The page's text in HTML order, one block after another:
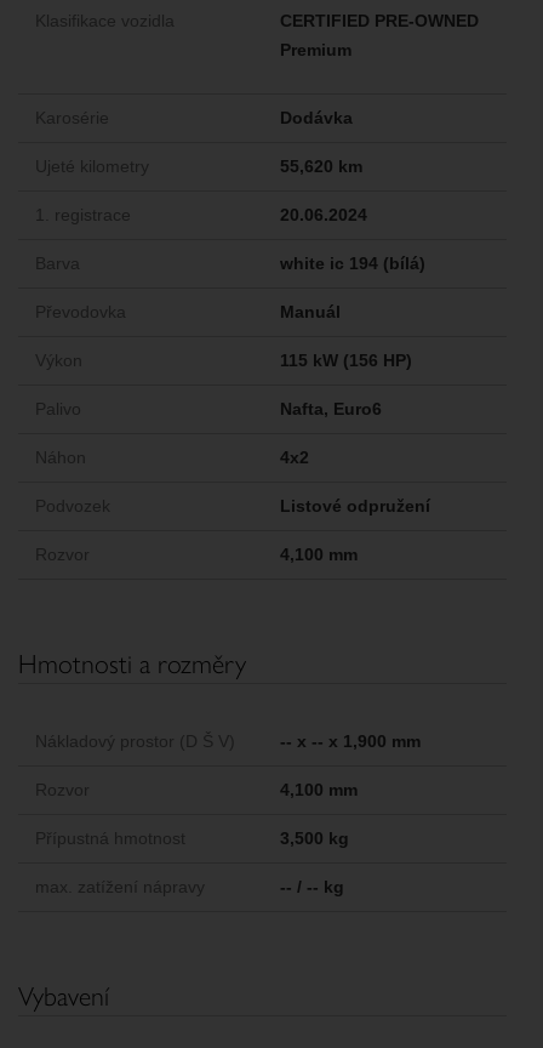
Klasifikace vozidla
CERTIFIED PRE-OWNED
Premium
Karosérie Dodávka
Ujeté kilometry 55,620 km
1. registrace 20.06.2024
Barva white ic 194 (bílá)
Převodovka Manuál
Výkon 115 kW (156 HP)
Palivo Nafta, Euro6
Náhon 4x2
Podvozek Listové odpružení
Rozvor 4,100 mm
Hmotnosti a rozměry
Nákladový prostor (D Š V) -- x -- x 1,900 mm
Rozvor 4,100 mm
Přípustná hmotnost 3,500 kg
max. zatížení nápravy -- / -- kg
Vybavení